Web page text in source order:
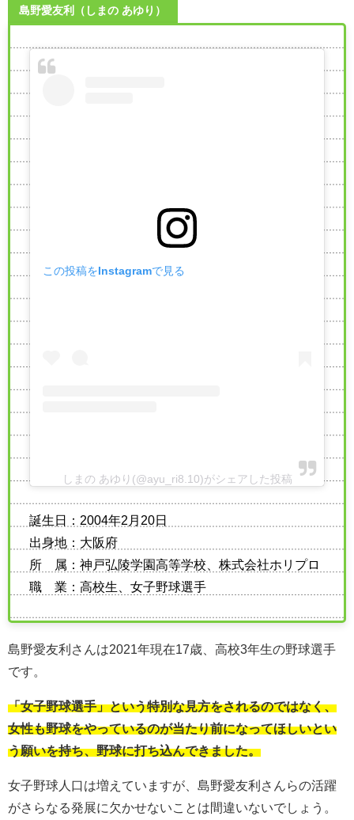
島野愛友利（しまの あゆり）
この投稿をInstagramで見る
しまの あゆり(@ayu_ri8.10)がシェアした投稿
誕生日：2004年2月20日
出身地：大阪府
所 属：神戸弘陵学園高等学校、株式会社ホリプロ
職 業：高校生、女子野球選手
島野愛友利さんは2021年現在17歳、高校3年生の野球選手
です。
「女子野球選手」という特別な見方をされるのではなく、
女性も野球をやっているのが当たり前になってほしいとい
う願いを持ち、野球に打ち込んできました。
女子野球人口は増えていますが、島野愛友利さんらの活躍
がさらなる発展に欠かせないことは間違いないでしょう。